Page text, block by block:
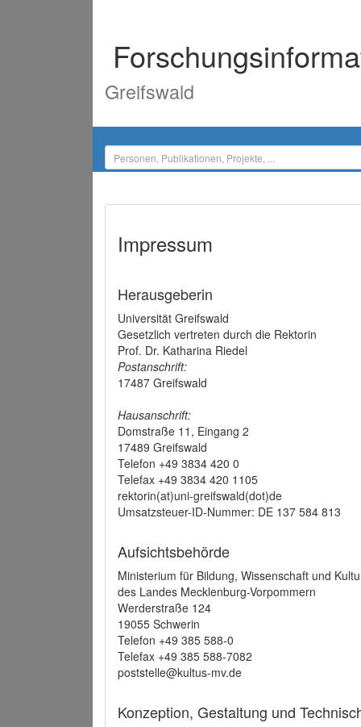
Greifswald
Impressum
Herausgeberin
Universität Greifswald
Gesetzlich vertreten durch die Rektorin
Prof. Dr. Katharina Riedel
Postanschrift:
17487 Greifswald
Hausanschrift:
Domstraße 11, Eingang 2
17489 Greifswald
Telefon +49 3834 420 0
Telefax +49 3834 420 1105
rektorin(at)uni-greifswald(dot)de
Umsatzsteuer-ID-Nummer: DE 137 584 813
Aufsichtsbehörde
Ministerium für Bildung, Wissenschaft und
des Landes Mecklenburg-Vorpommern
Werderstraße 124
19055 Schwerin
Telefon +49 385 588-0
Telefax +49 385 588-7082
poststelle@kultus-mv.de
Konzeption, Gestaltung und